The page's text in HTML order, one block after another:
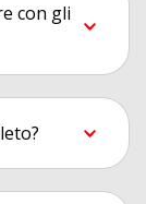
con gli